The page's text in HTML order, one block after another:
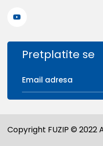
Pretplatite se
Copyright FUZIP © 2022